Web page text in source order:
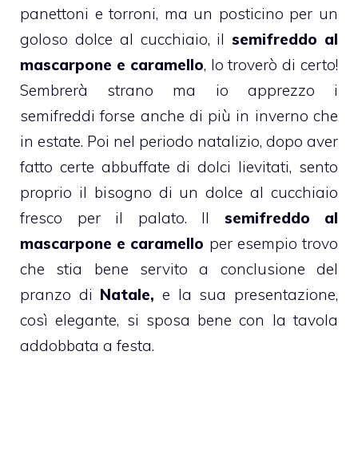
panettoni e torroni, ma un posticino per un
goloso dolce al cucchiaio, ilsemifreddo al
mascarpone e caramello, lo troverò di certo!
Sembrerà strano ma io apprezzo i
semifreddi forse anche di più in inverno che
in estate. Poi nel periodo natalizio, dopo aver
fatto certe abbuffate di dolci lievitati, sento
proprio il bisogno di un dolce al cucchiaio
fresco per il palato. Il semifreddo al
mascarpone e caramello per esempio trovo
che stia bene servito a conclusione del
pranzo di Natale,e la sua presentazione,
così elegante, si sposa bene con la tavola
addobbata a festa.